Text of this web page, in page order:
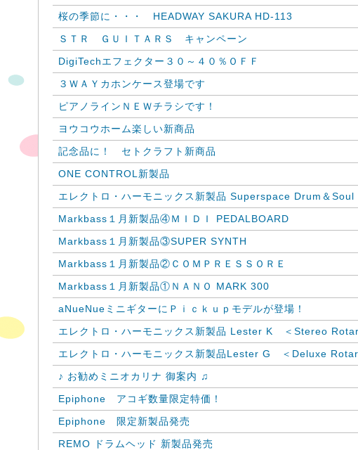
桜の季節に・・・ HEADWAY SAKURA HD-113
ＳＴＲ ＧＵＩＴＡＲＳ キャンペーン
DigiTechエフェクター３０～４０％ＯＦＦ
３ＷＡＹカホンケース登場です
ピアノラインＮＥＷチラシです！
ヨウコウホーム楽しい新商品
記念品に！ セトクラフト新商品
ONE CONTROL新製品
エレクトロ・ハーモニックス新製品 Superspace Drum＆Soul
Markbass１月新製品④ＭＩＤＩ PEDALBOARD
Markbass１月新製品③SUPER SYNTH
Markbass１月新製品②ＣＯＭＰＲＥＳＳＯＲＥ
Markbass１月新製品①ＮＡＮＯ MARK 300
aNueNueミニギターにＰｉｃｋｕｐモデルが登場！
エレクトロ・ハーモニックス新製品 Lester K ＜Stereo
エレクトロ・ハーモニックス新製品Lester G ＜Deluxe
♪ お勧めミニオカリナ 御案内 ♫
Epiphone アコギ数量限定特価！
Epiphone 限定新製品発売
REMO ドラムヘッド 新製品発売